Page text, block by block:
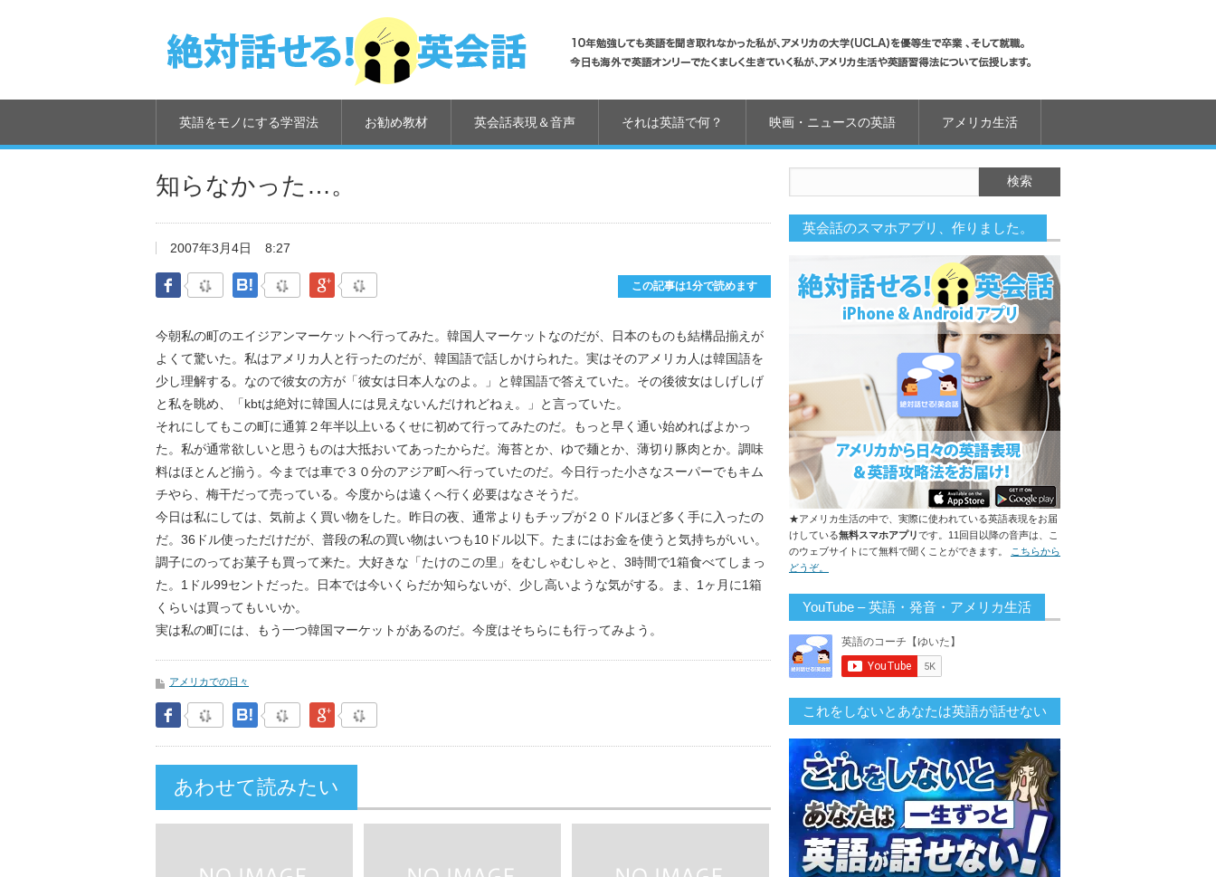
英語をモノにする学習法 お勧め教材 英会話表現＆音声 それは英語で何？ 映画・ニュースの英語 アメリカ生活
知らなかった…。
2007年3月4日 8:27
Facebook はてなブックマークGoogle Plus この記事は1分で読めます
今朝私の町のエイジアンマーケットへ行ってみた。韓国人マーケットなのだが、日本のものも結構品揃えが
よくて驚いた。私はアメリカ人と行ったのだが、韓国語で話しかけられた。実はそのアメリカ人は韓国語を
少し理解する。なので彼女の方が「彼女は日本人なのよ。」と韓国語で答えていた。その後彼女はしげしげ
と私を眺め、「kbtは絶対に韓国人には見えないんだけれどねぇ。」と言っていた。
それにしてもこの町に通算２年半以上いるくせに初めて行ってみたのだ。もっと早く通い始めればよかっ
た。私が通常欲しいと思うものは大抵おいてあったからだ。海苔とか、ゆで麺とか、薄切り豚肉とか。調味
料はほとんど揃う。今までは車で３０分のアジア町へ行っていたのだ。今日行った小さなスーパーでもキム
チやら、梅干だって売っている。今度からは遠くへ行く必要はなさそうだ。
今日は私にしては、気前よく買い物をした。昨日の夜、通常よりもチップが２０ドルほど多く手に入ったの
だ。36ドル使っただけだが、普段の私の買い物はいつも10ドル以下。たまにはお金を使うと気持ちがいい。
調子にのってお菓子も買って来た。大好きな「たけのこの里」をむしゃむしゃと、3時間で1箱食べてしまっ
た。1ドル99セントだった。日本では今いくらだか知らないが、少し高いような気がする。ま、1ヶ月に1箱
くらいは買ってもいいか。
実は私の町には、もう一つ韓国マーケットがあるのだ。今度はそちらにも行ってみよう。
アメリカでの日々
Facebook はてなブックマークGoogle Plus
あわせて読みたい
英会話のスマホアプリ、作りました。
★アメリカ生活の中で、実際に使われている英語表現をお届
けしている無料スマホアプリです。11回目以降の音声は、こ
のウェブサイトにて無料で聞くことができます。
こちらから
どうぞ。
YouTube – 英語・発音・アメリカ生活
これをしないとあなたは英語が話せない